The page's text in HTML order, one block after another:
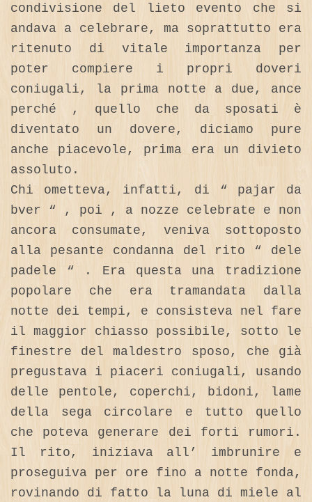
condivisione del lieto evento che si
andava a celebrare, ma soprattutto era
ritenuto di vitale importanza per
poter compiere i propri doveri
coniugali, la prima notte a due, ance
perché , quello che da sposati è
diventato un dovere, diciamo pure
anche piacevole, prima era un divieto
assoluto.
Chi ometteva, infatti, di “ pajar da
bver “ , poi , a nozze celebrate e non
ancora consumate, veniva sottoposto
alla pesante condanna del rito “ dele
padele “ . Era questa una tradizione
popolare che era tramandata dalla
notte dei tempi, e consisteva nel fare
il maggior chiasso possibile, sotto le
finestre del maldestro sposo, che già
pregustava i piaceri coniugali, usando
delle pentole, coperchi, bidoni, lame
della sega circolare e tutto quello
che poteva generare dei forti rumori.
Il rito, iniziava all’ imbrunire e
proseguiva per ore fino a notte fonda,
rovinando di fatto la luna di miele al